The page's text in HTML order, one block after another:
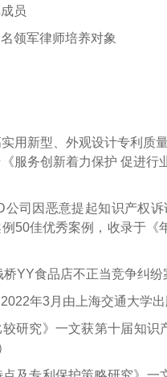
员
领军律师培养对象
实用新型、外观设计专利
服务创新着力保护 促进
公司因恶意提起知识产
50佳优秀案例，收录于
桥YY食品店不正当竞争纠
年3月由上海交通大学
较研究》一文获第十届知